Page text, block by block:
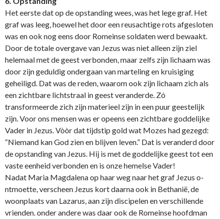
Het eerste dat op de opstanding wees, was het lege graf. Het
graf was leeg, hoewel het door een reusachtige rots afgesloten
was en ook nog eens door Romeinse soldaten werd bewaakt.
Door de totale overgave van Jezus was niet alleen zijn ziel
helemaal met de geest verbonden, maar zelfs zijn lichaam was
door zijn geduldig o­ndergaan van marteling en kruisiging
geheiligd. Dat was de reden, waarom ook zijn lichaam zich als
een zichtbare lichtstraal in geest veranderde. Zó
transformeerde zich zijn materieel zijn in een puur geestelijk
zijn. Voor o­ns mensen was er opeens een zichtbare goddelijke
Vader in Jezus. Vòòr dat tijdstip gold wat Mozes had gezegd:
“Niemand kan God zien en blijven leven.” Dat is veranderd door
de opstanding van Jezus. Hij is met de goddelijke geest tot een
vaste eenheid verbonden en is o­nze hemelse Vader!
Nadat Maria Magdalena op haar weg naar het graf Jezus o­
ntmoette, verscheen Jezus kort daarna ook in Bethanië, de
woonplaats van Lazarus, aan zijn discipelen en verschillende
vrienden. o­nder andere was daar ook de Romeinse hoofdman